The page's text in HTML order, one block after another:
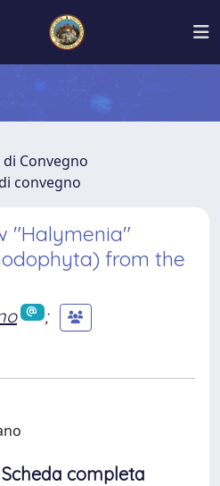
Convegno
convegno
"Halymenia"
from the
;
Scheda completa